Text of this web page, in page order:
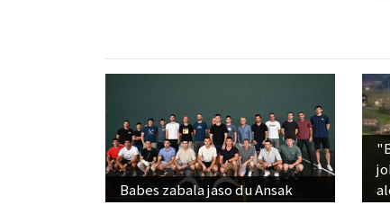
Babes zabala jaso du Ansak